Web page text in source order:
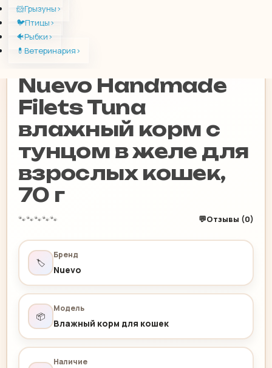
🐹Грызуны›
🐦Птицы›
🐠Рыбки›
💊 Ветеринария›
🐱
🐻
Nuevo Handmade
Filets Tuna
влажный корм с
тунцом в желе для
взрослых кошек,
70 г
🐾🐾🐾🐾🐾 💬Отзывы (0)
🏷️
Бренд
Nuevo
📦
Модель
Влажный корм для кошек
Наличие